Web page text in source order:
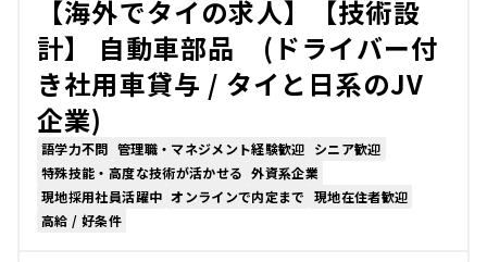
【海外でタイの求人】【技術設
計】 自動車部品 (ドライバー付
き社用車貸与 / タイと日系のJV
企業)
語学力不問 管理職・マネジメント経験歓迎 シニア歓迎
特殊技能・高度な技術が活かせる 外資系企業
現地採用社員活躍中 オンラインで内定まで 現地在住者歓迎
高給 / 好条件